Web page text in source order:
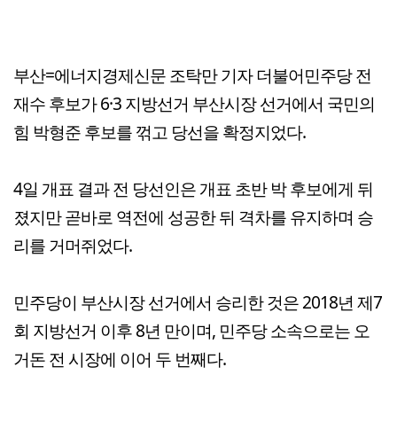
부산=에너지경제신문 조탁만 기자 더불어민주당 전
재수 후보가 6·3 지방선거 부산시장 선거에서 국민의
힘 박형준 후보를 꺾고 당선을 확정지었다.
4일 개표 결과 전 당선인은 개표 초반 박 후보에게 뒤
졌지만 곧바로 역전에 성공한 뒤 격차를 유지하며 승
리를 거머쥐었다.
민주당이 부산시장 선거에서 승리한 것은 2018년 제7
회 지방선거 이후 8년 만이며, 민주당 소속으로는 오
거돈 전 시장에 이어 두 번째다.